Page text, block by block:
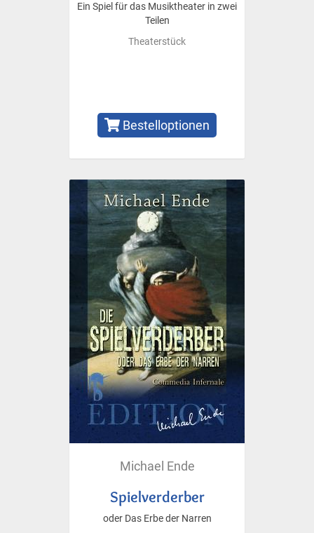
Ein Spiel für das Musiktheater in zwei
Teilen
Theaterstück
Bestelloptionen
Michael Ende
Spielverderber
oder Das Erbe der Narren